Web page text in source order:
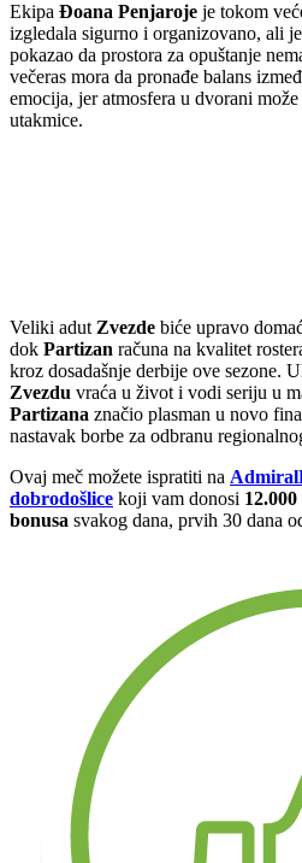
Ekipa Đoana Penjaroje je tokom
izgledala sigurno i organizovano, ali
pokazao da prostora za opuštanje
večeras mora da pronađe balans
emocija, jer atmosfera u dvorani
utakmice.
Veliki adut Zvezde biće upravo
dok Partizan računa na kvalitet
kroz dosadašnje derbije ove sezone.
Zvezdu vraća u život i vodi seriju u
Partizana značio plasman u novo
nastavak borbe za odbranu
Ovaj meč možete ispratiti na
dobrodošlice koji vam donosi
bonusa svakog dana, prvih 30 dana